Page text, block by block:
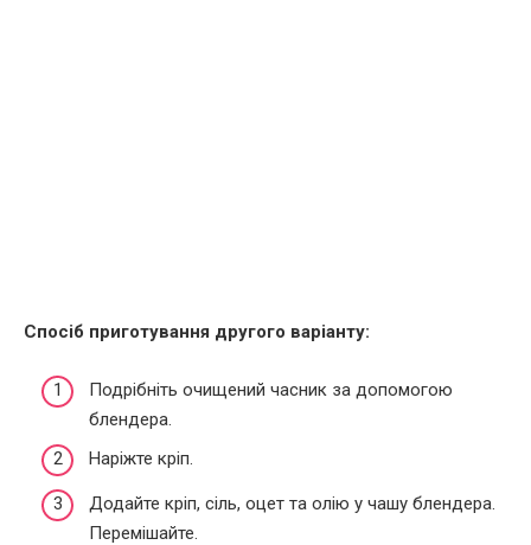
Спосіб приготування другого варіанту:
Подрібніть очищений часник за допомогою
блендера.
Наріжте кріп.
Додайте кріп, сіль, оцет та олію у чашу блендера.
Перемішайте.